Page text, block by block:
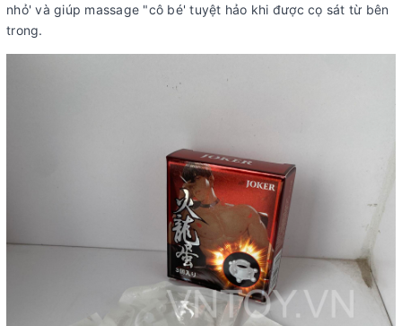
nhỏ' và giúp massage "cô bé' tuyệt hảo khi được cọ sát từ bên
trong.